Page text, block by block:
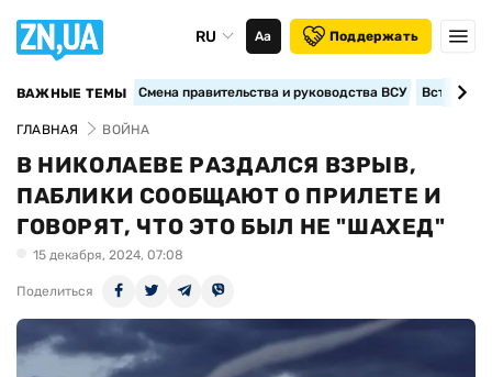
RU Аа Поддержать
ВАЖНЫЕ ТЕМЫ Смена правительства и руководства ВСУ
ГЛАВНАЯ ВОЙНА
В НИКОЛАЕВЕ РАЗДАЛСЯ ВЗРЫВ,
ПАБЛИКИ СООБЩАЮТ О ПРИЛЕТЕ И
ГОВОРЯТ, ЧТО ЭТО БЫЛ НЕ "ШАХЕД"
15 декабря, 2024, 07:08
Поделиться